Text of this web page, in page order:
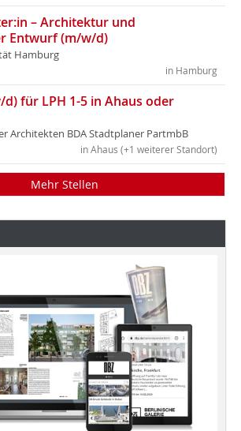
– Architektur und
Entwurf (m/w/d)
Hamburg
in Hamburg
für LPH 1-5 in Ahaus oder
Architekten BDA Stadtplaner PartmbB
in Ahaus (+1 weiterer Standort)
Mehr Stellen